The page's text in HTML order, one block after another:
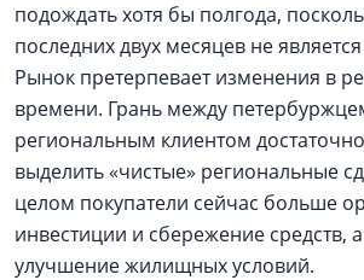
подождать хотя бы полгода,
последних двух месяцев не
Рынок претерпевает изменения в
времени. Грань между
региональным клиентом
выделить «чистые» региональные
целом покупатели сейчас больше
инвестиции и сбережение средств,
улучшение жилищных условий.